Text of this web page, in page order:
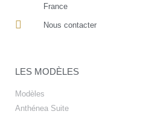
France
Nous contacter
LES MODÈLES
Modèles
Anthénea Suite